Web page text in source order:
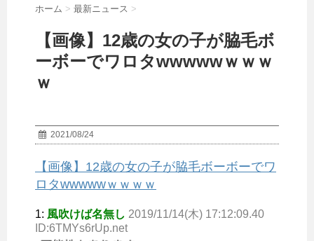
ホーム > 最新ニュース >
【画像】12歳の女の子が脇毛ボ
ーボーでワロタwwwwwｗｗｗ
ｗ
2021/08/24
【画像】12歳の女の子が脇毛ボーボーでワ
ロタwwwwwｗｗｗｗ
1: 風吹けば名無し 2019/11/14(木) 17:12:09.40
ID:6TMYs6rUp.net